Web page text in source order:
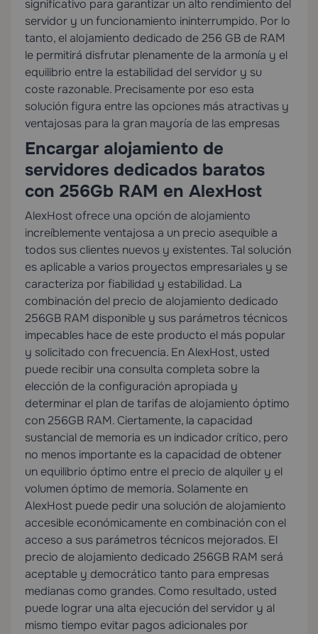
significativo para garantizar un alto rendimiento del
servidor y un funcionamiento ininterrumpido. Por lo
tanto, el alojamiento dedicado de 256 GB de RAM
le permitirá disfrutar plenamente de la armonía y el
equilibrio entre la estabilidad del servidor y su
coste razonable. Precisamente por eso esta
solución figura entre las opciones más atractivas y
ventajosas para la gran mayoría de las empresas
Encargar alojamiento de
servidores dedicados baratos
con 256Gb RAM en AlexHost
AlexHost ofrece una opción de alojamiento
increíblemente ventajosa a un precio asequible a
todos sus clientes nuevos y existentes. Tal solución
es aplicable a varios proyectos empresariales y se
caracteriza por fiabilidad y estabilidad. La
combinación del precio de alojamiento dedicado
256GB RAM disponible y sus parámetros técnicos
impecables hace de este producto el más popular
y solicitado con frecuencia. En AlexHost, usted
puede recibir una consulta completa sobre la
elección de la configuración apropiada y
determinar el plan de tarifas de alojamiento óptimo
con 256GB RAM. Ciertamente, la capacidad
sustancial de memoria es un indicador crítico, pero
no menos importante es la capacidad de obtener
un equilibrio óptimo entre el precio de alquiler y el
volumen óptimo de memoria. Solamente en
AlexHost puede pedir una solución de alojamiento
accesible económicamente en combinación con el
acceso a sus parámetros técnicos mejorados. El
precio de alojamiento dedicado 256GB RAM será
aceptable y democrático tanto para empresas
medianas como grandes. Como resultado, usted
puede lograr una alta ejecución del servidor y al
mismo tiempo evitar pagos adicionales por